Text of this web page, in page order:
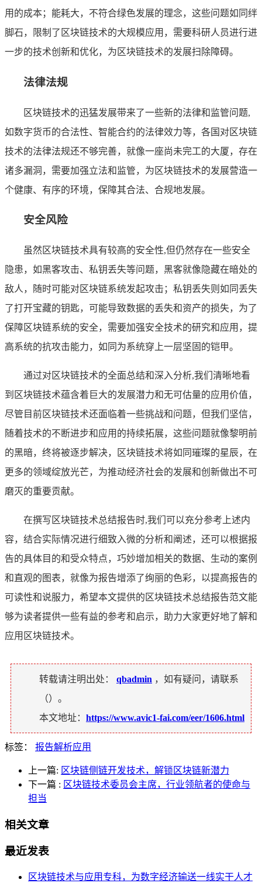
用的成本；能耗大，不符合绿色发展的理念，这些问题如同绊
脚石，限制了区块链技术的大规模应用，需要科研人员进行进
一步的技术创新和优化，为区块链技术的发展扫除障碍。
法律法规
区块链技术的迅猛发展带来了一些新的法律和监管问题,
如数字货币的合法性、智能合约的法律效力等，各国对区块链
技术的法律法规还不够完善，就像一座尚未完工的大厦，存在
诸多漏洞，需要加强立法和监管，为区块链技术的发展营造一
个健康、有序的环境，保障其合法、合规地发展。
安全风险
虽然区块链技术具有较高的安全性,但仍然存在一些安全
隐患，如黑客攻击、私钥丢失等问题，黑客就像隐藏在暗处的
敌人，随时可能对区块链系统发起攻击；私钥丢失则如同丢失
了打开宝藏的钥匙，可能导致数据的丢失和资产的损失，为了
保障区块链系统的安全，需要加强安全技术的研究和应用，提
高系统的抗攻击能力，如同为系统穿上一层坚固的铠甲。
通过对区块链技术的全面总结和深入分析,我们清晰地看
到区块链技术蕴含着巨大的发展潜力和无可估量的应用价值，
尽管目前区块链技术还面临着一些挑战和问题，但我们坚信，
随着技术的不断进步和应用的持续拓展，这些问题就像黎明前
的黑暗，终将被逐步解决，区块链技术将如同璀璨的星辰，在
更多的领域绽放光芒，为推动经济社会的发展和创新做出不可
磨灭的重要贡献。
在撰写区块链技术总结报告时,我们可以充分参考上述内
容，结合实际情况进行细致入微的分析和阐述，还可以根据报
告的具体目的和受众特点，巧妙增加相关的数据、生动的案例
和直观的图表，就像为报告增添了绚丽的色彩，以提高报告的
可读性和说服力，希望本文提供的区块链技术总结报告范文能
够为读者提供一些有益的参考和启示，助力大家更好地了解和
应用区块链技术。
转载请注明出处： qbadmin ，如有疑问，请联系
（）。
本文地址： https://www.avic1-fai.com/eer/1606.html
标签： 报告解析应用
上一篇: 区块链侧链开发技术，解锁区块链新潜力
下一篇 : 区块链技术委员会主席，行业领航者的使命与
担当
相关文章
最近发表
区块链技术与应用专科，为数字经济输送一线实干人才